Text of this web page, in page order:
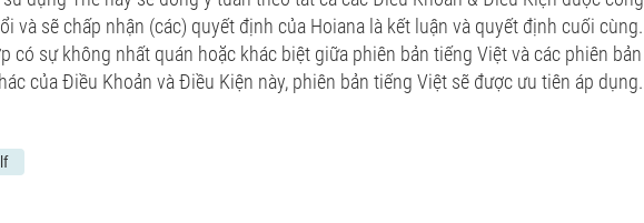
và sẽ chấp nhận (các) quyết định của Hoiana là kết luận và quyết định cuối cùng.
có sự không nhất quán hoặc khác biệt giữa phiên bản tiếng Việt và các phiên bản
của Điều Khoản và Điều Kiện này, phiên bản tiếng Việt sẽ được ưu tiên áp dụng.